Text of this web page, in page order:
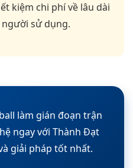
kiệm chi phí về lâu dài
sử dụng.
làm gián đoạn trận
ngay với Thành Đạt
giải pháp tốt nhất.